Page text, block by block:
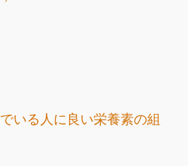
いる人に良い栄養素の組